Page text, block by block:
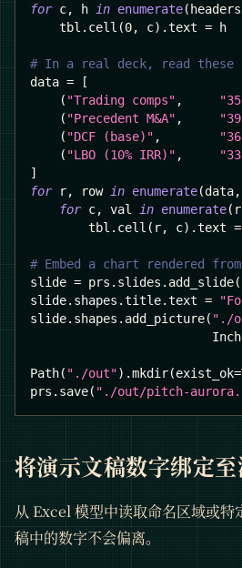
for c, h in enumerate( headers
    tbl
. cell (0, c) .text = h
# In a real deck, read these
data =
[
( "Trading comps" ,
( "Precedent M&A" ,
( "DCF (base)" ,
( "LBO (10% IRR)" ,
]
for r, row in enumerate(data,
for c, val in enumerate(
        tbl
. cell ( r, c) .text =
# Embed a chart rendered
slide = prs . slides . add_slide(
slide. shapes .title.text =
slide. shapes . add_picture( "./
Path( "./out") .mkdir(exist_ok=
prs . save( "./out/pitch-
将演示文稿数字绑定
从 Excel 模型中读取命名区域或特
稿中的数字不会偏离。